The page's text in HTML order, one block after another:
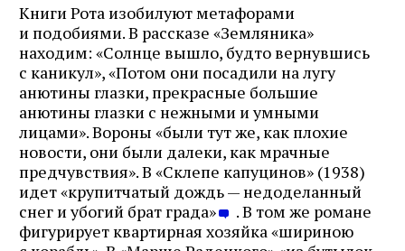
Книги Рота изобилуют метафорами
и подобиями. В рассказе «Земляника»
находим: «Солнце вышло, будто вернувшись
с каникул», «Потом они посадили на лугу
анютины глазки, прекрасные большие
анютины глазки с нежными и умными
лицами». Вороны «были тут же, как плохие
новости, они были далеки, как мрачные
предчувствия». В «Склепе капуцинов» (1938)
идет «крупитчатый дождь — недоделанный
снег и убогий брат града»
. В том же романе
фигурирует квартирная хозяйка «шириною